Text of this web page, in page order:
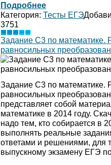
Подробнее
Категория: Тесты ЕГЭ
3751
Задание C3 по математике.
равносильных
Задание C3 по математике.
равносильных
представляет собой
математике в 2014 году.
надо тем, кто собирается в
выполнять реальные
ответами и решениями, для
выпускному экзамену ЕГЭ